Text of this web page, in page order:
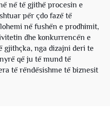
në të gjithë procesin e
për çdo fazë të
në fushën e prodhimit,
dhe konkurrencën e
gjithçka, nga dizajni deri te
që ju të mund të
të rëndësishme të biznesit